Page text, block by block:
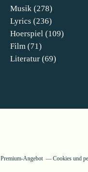
Musik (278)
Lyrics (236)
Hoerspiel (109)
Film (71)
Literatur (69)
Premium-Angebot Cookies und